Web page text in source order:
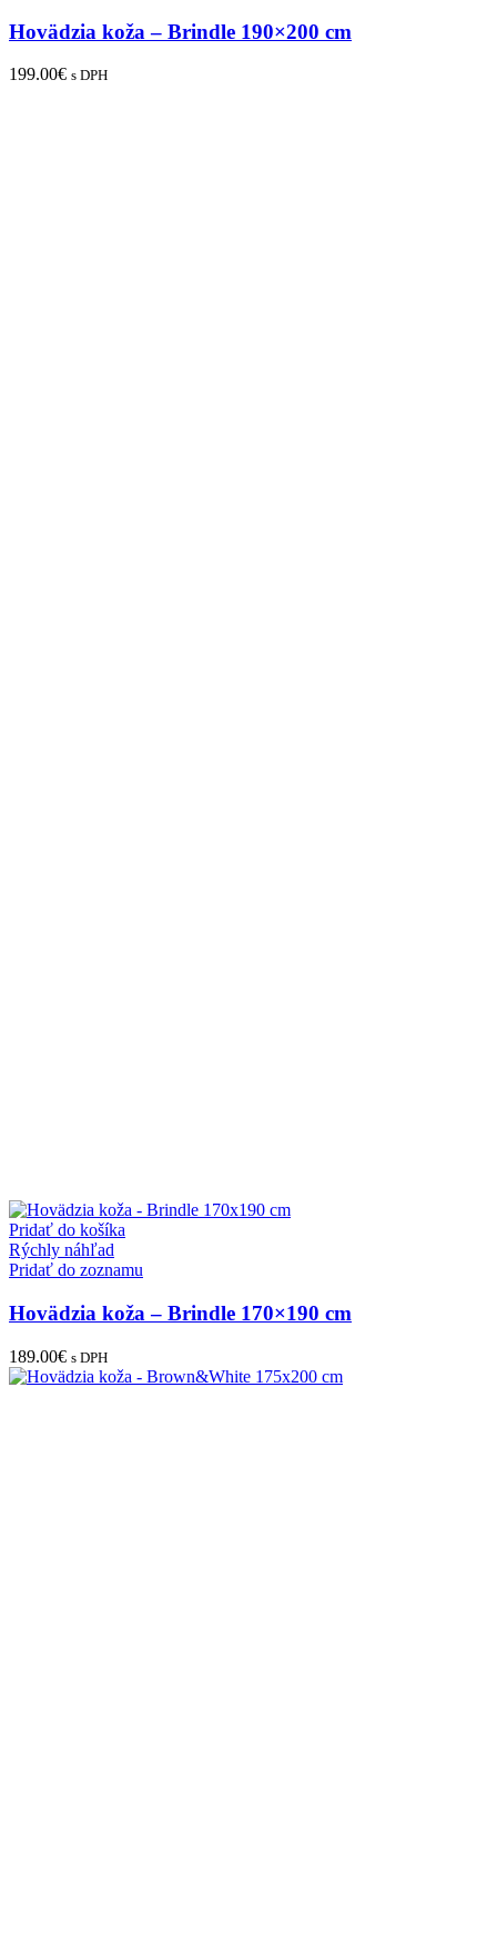
Hovädzia koža – Brindle 190×200 cm
199.00€ s DPH
Pridať do košíka
Rýchly náhľad
Pridať do zoznamu
Hovädzia koža – Brindle 170×190 cm
189.00€ s DPH